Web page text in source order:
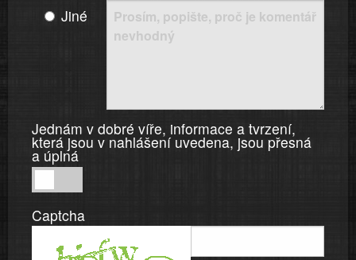
Jiné
Jednám v dobré víře, informace a tvrzení,
která jsou v nahlášení uvedena, jsou přesná
a úplná
v
dobré
informace
Captcha